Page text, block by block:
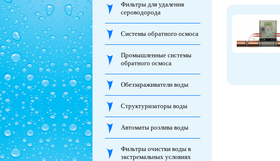
Фильтры для удаления
сероводорода
Системы обратного осмоса
Промышленные системы
обратного осмоса
Обеззараживатели воды
Структуризаторы воды
Автоматы розлива воды
Фильтры очистки воды в
экстремальных условиях